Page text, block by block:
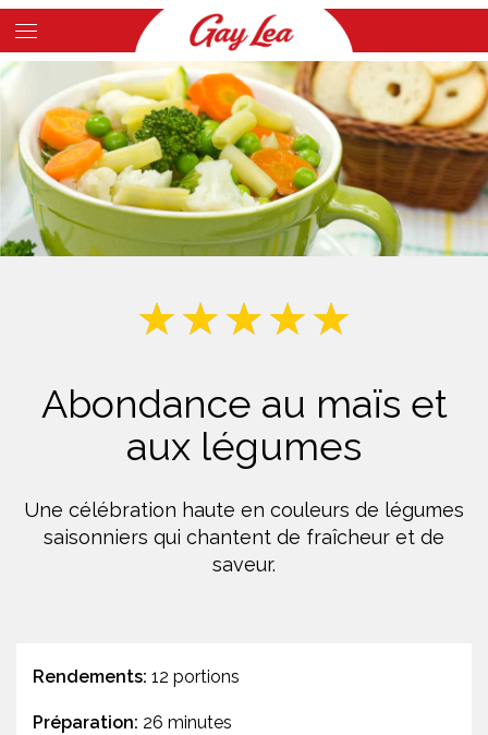
Skip
to
main
content
Main
Content
Abondance au maïs et
aux légumes
Une célébration haute en couleurs de légumes
saisonniers qui chantent de fraîcheur et de
saveur.
Rendements: 12 portions
Préparation: 26 minutes